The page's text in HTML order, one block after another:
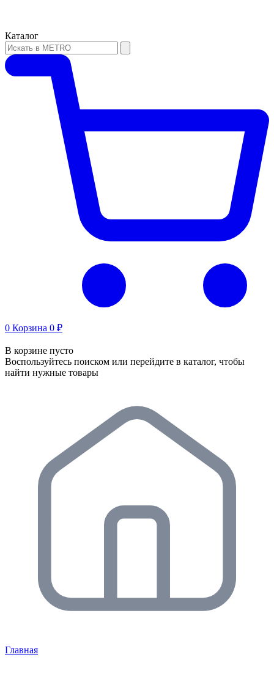
Каталог
0 Корзина 0 ₽
В корзине пусто
Воспользуйтесь поиском или перейдите в каталог, чтобы
найти нужные товары
Главная